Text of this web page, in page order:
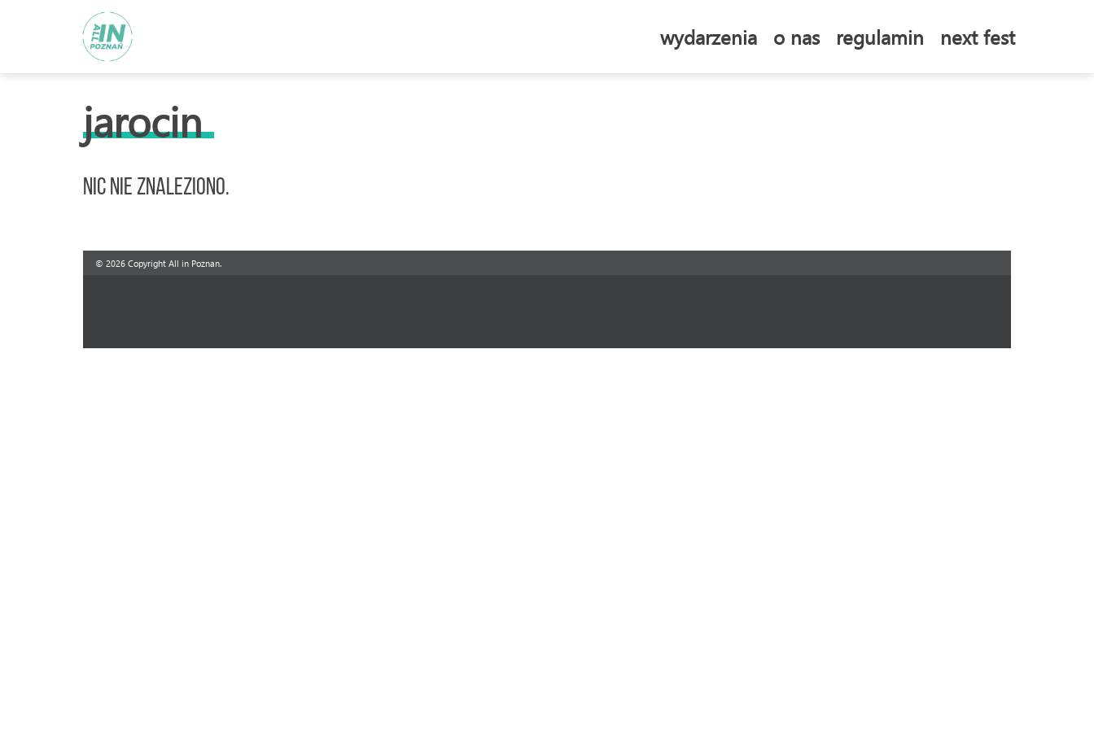
wydarzenia o nas regulamin next fest
jarocin
Nic nie znaleziono.
© 2026 Copyright All in Poznan.